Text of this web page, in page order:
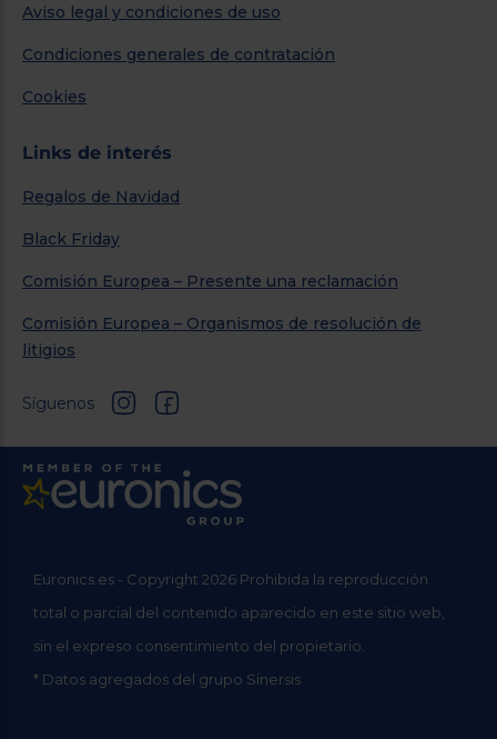
Aviso legal y condiciones de uso
Condiciones generales de contratación
Cookies
Links de interés
Regalos de Navidad
Black Friday
Comisión Europea – Presente una reclamación
Comisión Europea – Organismos de resolución de
litigios
Síguenos
Euronics.es - Copyright 2026 Prohibida la reproducción
total o parcial del contenido aparecido en este sitio web,
sin el expreso consentimiento del propietario.
* Datos agregados del grupo Sinersis